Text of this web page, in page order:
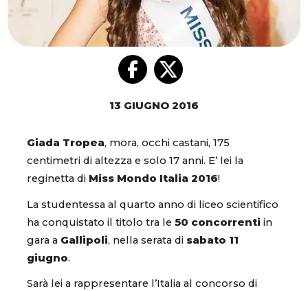
13 GIUGNO 2016
Giada Tropea, mora, occhi castani, 175
centimetri di altezza e solo 17 anni. E’ lei la
reginetta di Miss Mondo Italia 2016!
La studentessa al quarto anno di liceo scientifico
ha conquistato il titolo tra le 50 concorrenti in
gara a Gallipoli, nella serata di sabato 11
giugno.
Sarà lei a rappresentare l’Italia al concorso di